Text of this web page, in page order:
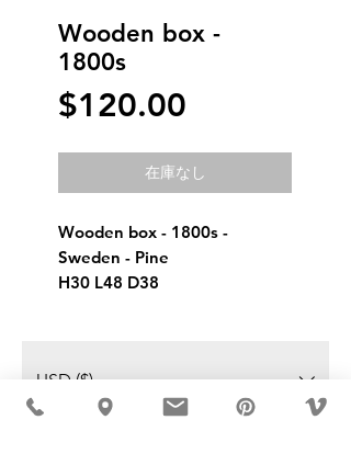
Wooden box -
1800s
$120.00
格
在庫なし
Wooden box - 1800s -
Sweden - Pine
H30 L48 D38
USD ($)